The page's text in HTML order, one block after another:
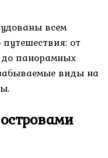
всем
от
панорамных
виды на